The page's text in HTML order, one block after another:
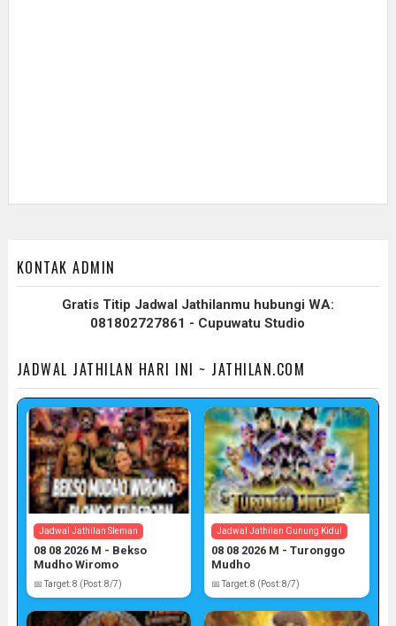
KONTAK ADMIN
Gratis Titip Jadwal Jathilanmu hubungi WA:
081802727861 - Cupuwatu Studio
JADWAL JATHILAN HARI INI ~ JATHILAN.COM
Jadwal Jathilan Sleman
08 08 2026 M - Bekso
Mudho Wiromo
📅 Target: 8 (Post: 8/7)
Jadwal Jathilan Gunung Kidul
08 08 2026 M - Turonggo
Mudho
📅 Target: 8 (Post: 8/7)